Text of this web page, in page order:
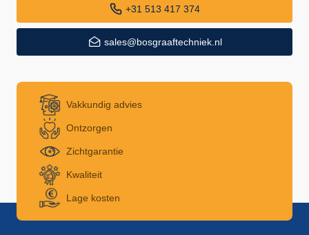
+31 513 417 374
sales@bosgraaftechniek.nl
Vakkundig advies
Ontzorgen
Zichtgarantie
Kwaliteit
Lage kosten